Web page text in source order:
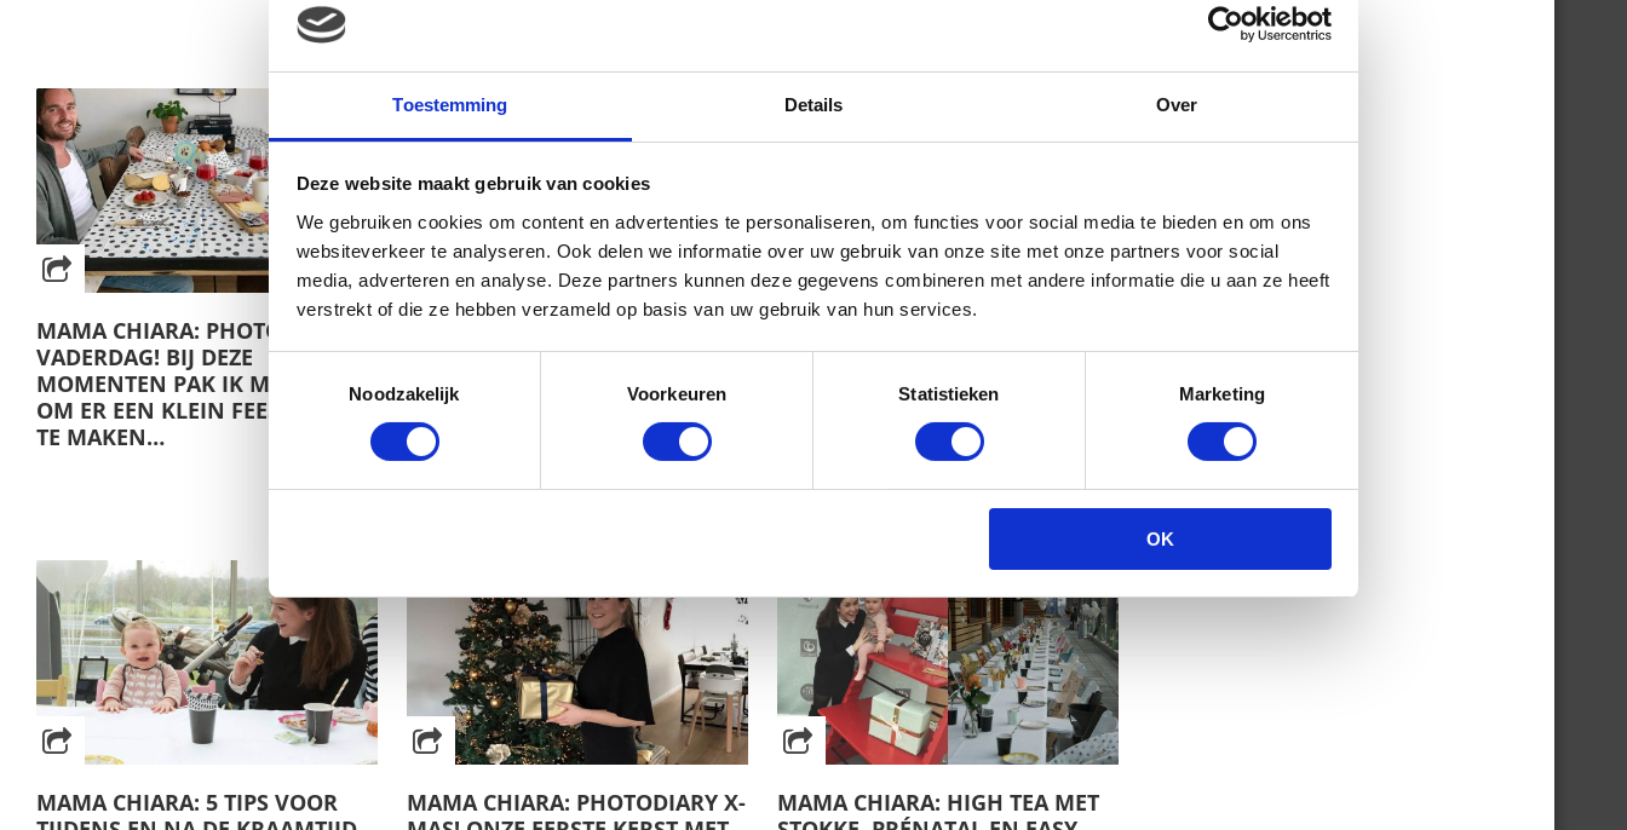
Toestemming Details Over
Deze website maakt gebruik van cookies
We gebruiken cookies om content en advertenties te personaliseren, om functies voor social media te bieden en om ons
websiteverkeer te analyseren. Ook delen we informatie over uw gebruik van onze site met onze partners voor social
media, adverteren en analyse. Deze partners kunnen deze gegevens combineren met andere informatie die u aan ze heeft
verstrekt of die ze hebben verzameld op basis van uw gebruik van hun services.
Noodzakelijk
Voorkeuren Statistieken Marketing
OK
MAMA CHIARA: PHOTODIARY
VADERDAG! BIJ DEZE
MOMENTEN PAK IK MIJN KANS
OM ER EEN KLEIN FEESTJE VAN
TE MAKEN…
GIULIA-MAE’S EERSTE
VERJAARDAG! EEN HEUSE
‘SWEET ONE’ PARTY!
BIJNA 1 JAAR! WAT WIL IK HAAR
MEEGEVEN? IK HEB ERVOOR
GEKOZEN OM IEDER JAAR EEN
BRIEF AAN MIJN DOCHTER TE
MAMA CHIARA: 5 TIPS VOOR
MAMA CHIARA: PHOTODIARY X-
MAMA CHIARA: HIGH TEA MET